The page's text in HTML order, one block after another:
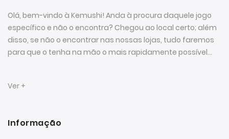
Olá, bem-vindo à Kemushi! Anda à procura daquele jogo
específico e não o encontra? Chegou ao local certo; além
disso, se não o encontrar nas nossas lojas, tudo faremos
para que o tenha na mão o mais rapidamente possível...
Ver +
Informação